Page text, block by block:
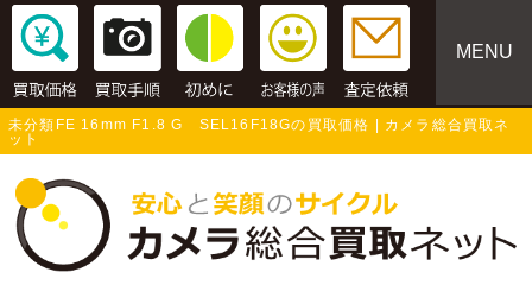
MENU
未分類FE 16mm F1.8 G SEL16F18Gの買取価格 | カメラ総合買取ネ
ット